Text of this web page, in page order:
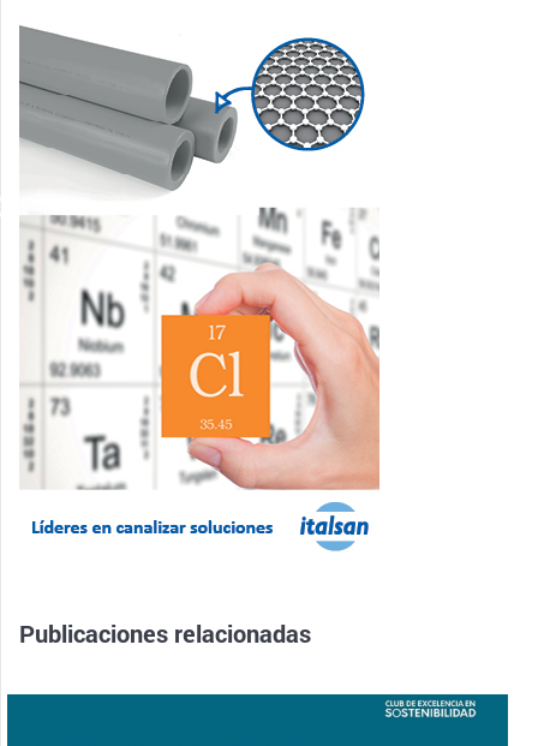
Publicaciones relacionadas